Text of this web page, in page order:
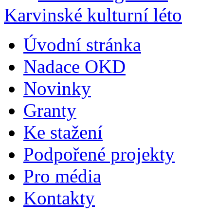
Karvinské kulturní léto
Úvodní stránka
Nadace OKD
Novinky
Granty
Ke stažení
Podpořené projekty
Pro média
Kontakty